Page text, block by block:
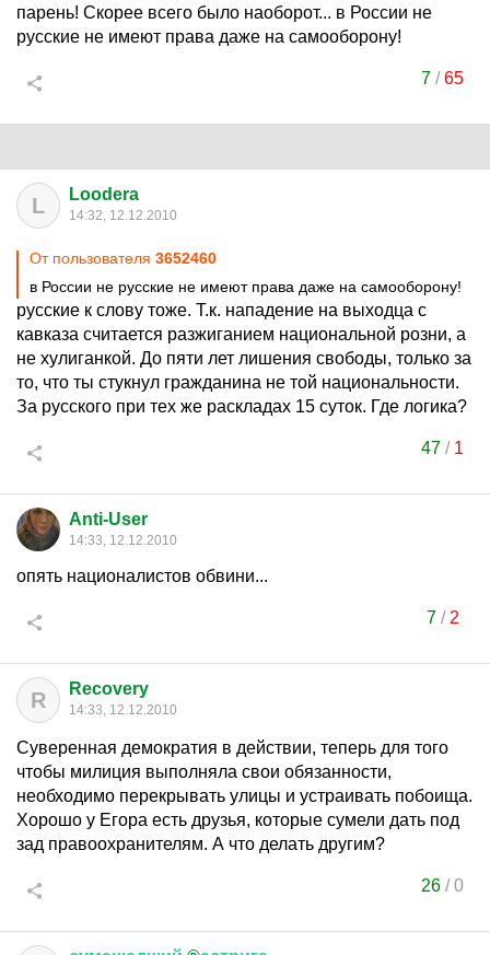
парень! Скорее всего было наоборот... в России не
русские не имеют права даже на самооборону!
7 /65
L Loodera
14:32, 12.12.2010
От пользователя 3652460
в России не русские не имеют права даже на самооборону!
русские к слову тоже. Т.к. нападение на выходца с
кавказа считается разжиганием национальной розни, а
не хулиганкой. До пяти лет лишения свободы, только за
то, что ты стукнул гражданина не той национальности.
За русского при тех же раскладах 15 суток. Где логика?
47 / 1
Anti-User
14:33, 12.12.2010
опять националистов обвини...
7/ 2
R Recovery
14:33, 12.12.2010
Суверенная демократия в действии, теперь для того
чтобы милиция выполняла свои обязанности,
необходимо перекрывать улицы и устраивать побоища.
Хорошо у Егора есть друзья, которые сумели дать под
зад правоохранителям. А что делать другим?
26 /0